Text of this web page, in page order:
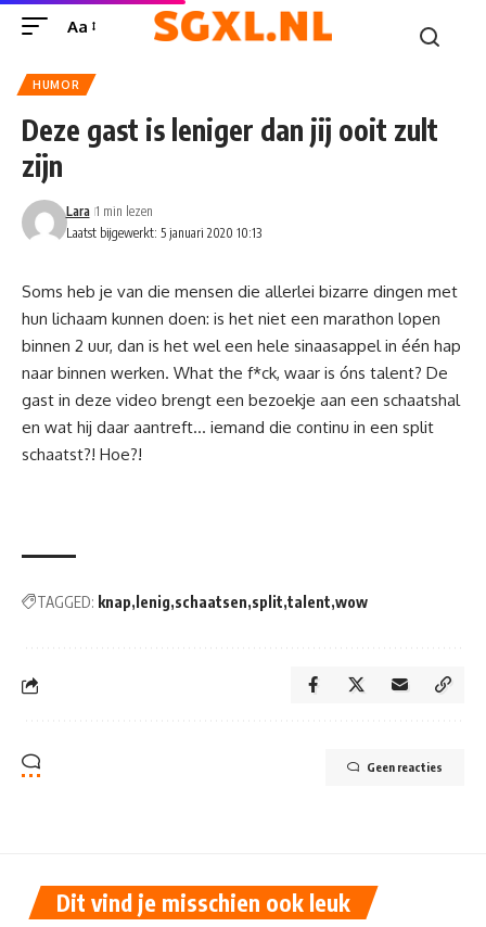
Aa
HUMOR
Deze gast is leniger dan jij ooit zult
zijn
Laatst bijgewerkt: 5 januari 2020 10:13
Lara 1 min lezen
Soms heb je van die mensen die allerlei bizarre dingen met
hun lichaam kunnen doen: is het niet een marathon lopen
binnen 2 uur, dan is het wel een hele sinaasappel in één hap
naar binnen werken. What the f*ck, waar is óns talent? De
gast in deze video brengt een bezoekje aan een schaatshal
en wat hij daar aantreft… iemand die continu in een split
schaatst?! Hoe?!
TAGGED: knap lenig schaatsen split talent wow
Geen reacties
Dit vind je misschien ook leuk